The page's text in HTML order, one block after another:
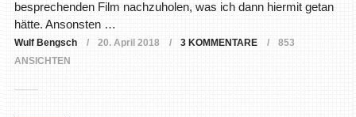
besprechenden Film nachzuholen, was ich dann hiermit getan
hätte. Ansonsten …
Wulf Bengsch 20. April 2018 3 KOMMENTARE
853
ANSICHTEN